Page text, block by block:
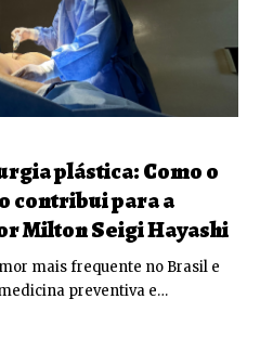
plástica: Como o
contribui para a
Milton Seigi Hayashi
mais frequente no Brasil e
preventiva e…